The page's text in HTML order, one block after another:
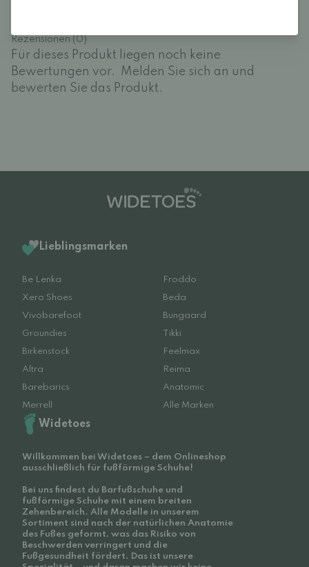
Rezensionen (0)
Für dieses Produkt liegen noch keine
Bewertungen vor.
Melden Sie sich an und
bewerten Sie das Produkt.
Lieblingsmarken
Be Lenka
Froddo
Xero Shoes
Beda
Vivobarefoot
Bungaard
Groundies
Tikki
Birkenstock
Feelmax
Altra
Reima
Barebarics
Anatomic
Merrell
Alle Marken
Widetoes
Willkommen bei Widetoes – dem Onlineshop
ausschließlich für fußförmige Schuhe!
Bei uns findest du Barfußschuhe und
fußförmige Schuhe mit einem breiten
Zehenbereich. Alle Modelle in unserem
Sortiment sind nach der natürlichen Anatomie
des Fußes geformt, was das Risiko von
Beschwerden verringert und die
Fußgesundheit fördert. Das ist unsere